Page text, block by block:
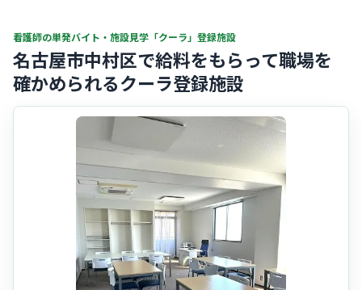
看護師の単発バイト・施設見学「クーラ」登録施設
名古屋市中村区で給料をもらって職場を
確かめられるクーラ登録施設